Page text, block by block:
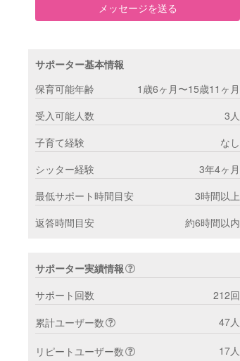
メッセージを送る
サポーター基本情報
保育可能年齢
1歳6ヶ月〜15歳11ヶ月
受入可能人数
3人
子育て経験
なし
シッター経験
3年4ヶ月
最低サポート時間目安
3時間以上
返答時間目安
約6時間以内
サポーター実績情報
サポート回数
212回
累計ユーザー数
47人
リピートユーザー数 17人